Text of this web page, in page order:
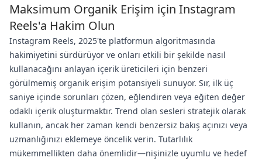
Maksimum Organik Erişim için Instagram
Reels'a Hakim Olun
Instagram Reels, 2025'te platformun algoritmasında
hakimiyetini sürdürüyor ve onları etkili bir şekilde nasıl
kullanacağını anlayan içerik üreticileri için benzeri
görülmemiş organik erişim potansiyeli sunuyor. Sır, ilk üç
saniye içinde sorunları çözen, eğlendiren veya eğiten değer
odaklı içerik oluşturmaktır. Trend olan sesleri stratejik olarak
kullanın, ancak her zaman kendi benzersiz bakış açınızı veya
uzmanlığınızı eklemeye öncelik verin. Tutarlılık
mükemmellikten daha önemlidir—nişinizle uyumlu ve hedef